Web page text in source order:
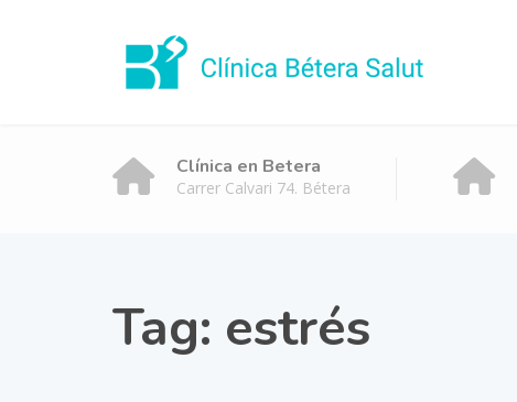
Clínica en Betera
Carrer Calvari 74. Bétera
Tag: estrés